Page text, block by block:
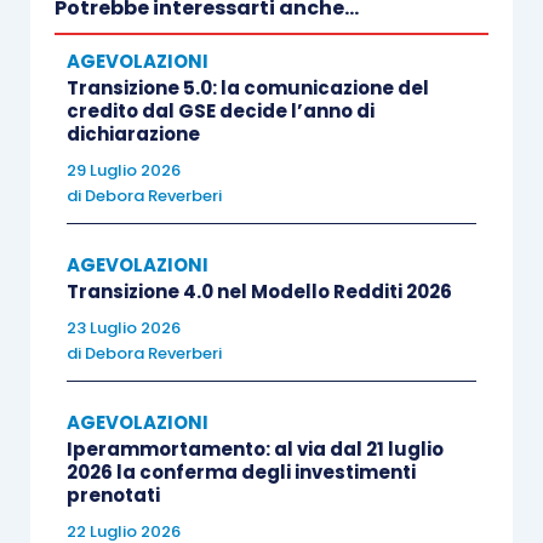
essere positiva, torna utile una prassi
dell’Agenzia delle entrate che, seppur emanata in
relazione al “vecchio”credito R&Scome previsto
dalla Legge di Bilancio 2015, esprime principi a
nostro avviso estendibili anche al
In particolare, la circolare 5/E/2016chiarisce che
Con riferimento invece alla categoria della “
contratto”, si ricorda che, come precisato con la
contratto di rete non comporta l’attribuzione di
soggettività tributariaalla rete risultante dal
contratto stesso, per cui gli atti posti in essere in
esecuzione del programma di rete producono i loro
Potrebbe interessarti anche...
AGEVOLAZIONI
Transizione 5.0: la comunicazione del
credito dal GSE decide l’anno di
dichiarazione
29 Luglio 2026
di Debora Reverberi
AGEVOLAZIONI
Transizione 4.0 nel Modello Redditi 2026
23 Luglio 2026
di Debora Reverberi
AGEVOLAZIONI
Iperammortamento: al via dal 21 luglio
2026 la conferma degli investimenti
prenotati
22 Luglio 2026